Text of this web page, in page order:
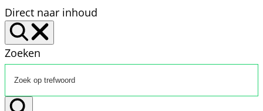
Direct naar inhoud
Zoeken